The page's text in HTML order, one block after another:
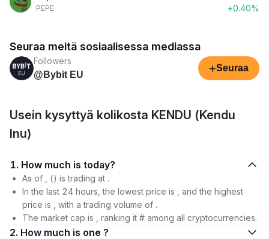
PEPE
+0.40%
Seuraa meitä sosiaalisessa mediassa
Followers
@Bybit EU
+Seuraa
Usein kysyttyä kolikosta KENDU (Kendu
Inu)
1. How much is today?
As of , () is trading at .
In the last 24 hours, the lowest price is , and the highest
price is , with a trading volume of .
The market cap is , ranking it # among all cryptocurrencies.
2. How much is one ?